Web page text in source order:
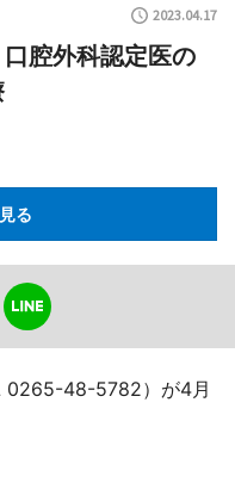
2023.04.17
腔外科認定医の
る
0265-48-5782）が4月